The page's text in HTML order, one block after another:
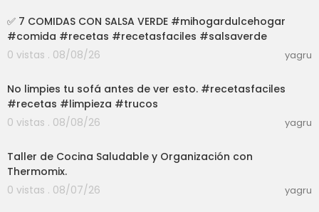
✅️ 7 COMIDAS CON SALSA VERDE #mihogardulcehogar
#comida #recetas #recetasfaciles #salsaverde
0 vistas . 08/08/26
yagru
No limpies tu sofá antes de ver esto. #recetasfaciles
#recetas #limpieza #trucos
0 vistas . 08/08/26
yagru
Taller de Cocina Saludable y Organización con
Thermomix.
0 vistas . 08/07/26
yagru